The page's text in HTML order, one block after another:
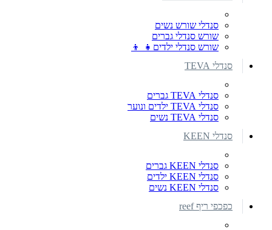
סנדלי שורש נשים
שורש סנדלי גברים
שורש סנדלי ילדים👧 👦
סנדלי TEVA
סנדלי TEVA גברים
סנדלי TEVA ילדים ונוער
סנדלי TEVA נשים
סנדלי KEEN
סנדלי KEEN גברים
סנדלי KEEN ילדים
סנדלי KEEN נשים
כפכפי ריף reef